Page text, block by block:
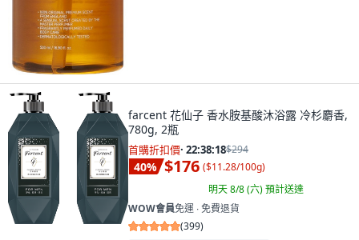
farcent 花仙子 香水胺基酸沐浴露 冷杉麝香,
780g, 2瓶
首購折扣價· 22:38:16$294
40% $176 ($11.28/100g)
明天 8/8 (六)預計送達
WOW會員免運 ∙ 免費退貨
(399)